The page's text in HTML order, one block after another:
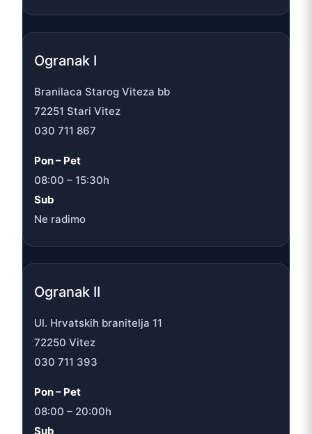
Ogranak I
Branilaca Starog Viteza bb
72251 Stari Vitez
030 711 867
Pon – Pet
08:00 – 15:30h
Sub
Ne radimo
Ogranak II
Ul. Hrvatskih branitelja 11
72250 Vitez
030 711 393
Pon – Pet
08:00 – 20:00h
Sub